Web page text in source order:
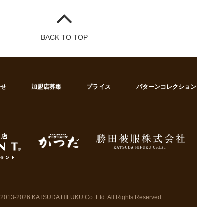
BACK TO TOP
加盟店募集 プライス パターンコレクション
2026 KATSUDA HIFUKU Co. Ltd. All Rights Reserved.